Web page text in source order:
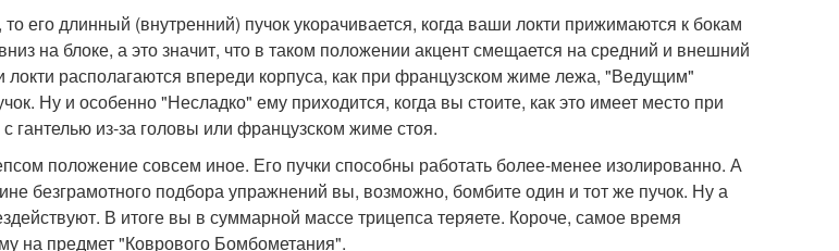
то его длинный (внутренний) пучок укорачивается, когда ваши локти прижимаются к бокам
на блоке, а это значит, что в таком положении акцент смещается на средний и внешний
локти располагаются впереди корпуса, как при французском жиме лежа, "Ведущим"
Ну и особенно "Несладко" ему приходится, когда вы стоите, как это имеет место при
гантелью из-за головы или французском жиме стоя.
положение совсем иное. Его пучки способны работать более-менее изолированно. А
безграмотного подбора упражнений вы, возможно, бомбите один и тот же пучок. Ну а
В итоге вы в суммарной массе трицепса теряете. Короче, самое время
на предмет "Коврового Бомбометания".